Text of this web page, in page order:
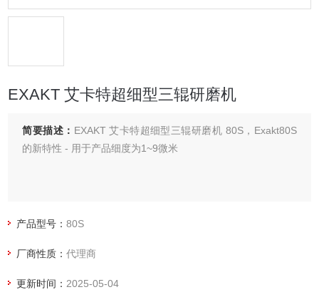
EXAKT 艾卡特超细型三辊研磨机
简要描述： EXAKT 艾卡特超细型三辊研磨机 80S，Exakt80S
的新特性 - 用于产品细度为1~9微米
产品型号：80S
厂商性质：代理商
更新时间： 2025-05-04